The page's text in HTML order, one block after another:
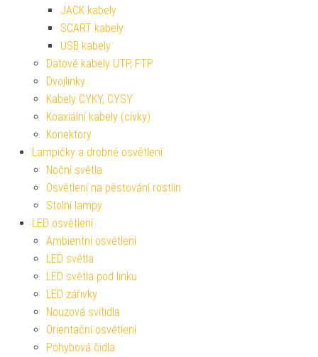
JACK kabely
SCART kabely
USB kabely
Datové kabely UTP, FTP
Dvojlinky
Kabely CYKY, CYSY
Koaxiální kabely (cívky)
Konektory
Lampičky a drobné osvětlení
Noční světla
Osvětlení na pěstování rostlin
Stolní lampy
LED osvětlení
Ambientní osvětlení
LED světla
LED světla pod linku
LED zářivky
Nouzová svítidla
Orientační osvětlení
Pohybová čidla